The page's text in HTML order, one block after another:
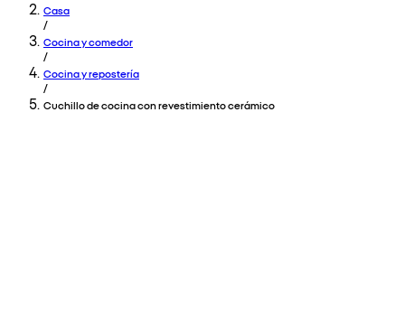
Casa
/
Cocina y comedor
/
Cocina y repostería
/
Cuchillo de cocina con revestimiento cerámico